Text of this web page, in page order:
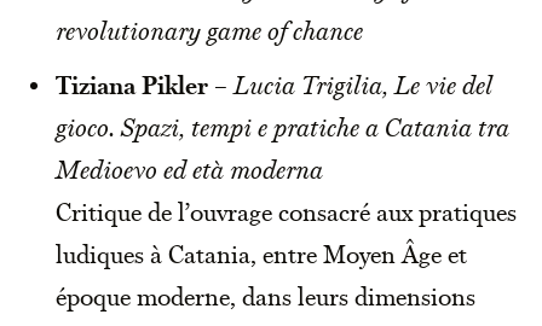
revolutionary game of chance
Tiziana Pikler – Lucia Trigilia, Le vie del
gioco. Spazi, tempi e pratiche a Catania tra
Medioevo ed età moderna
Critique de l’ouvrage consacré aux pratiques
ludiques à Catania, entre Moyen Âge et
époque moderne, dans leurs dimensions